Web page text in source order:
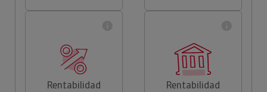
Rentabilidad
Rentabilidad